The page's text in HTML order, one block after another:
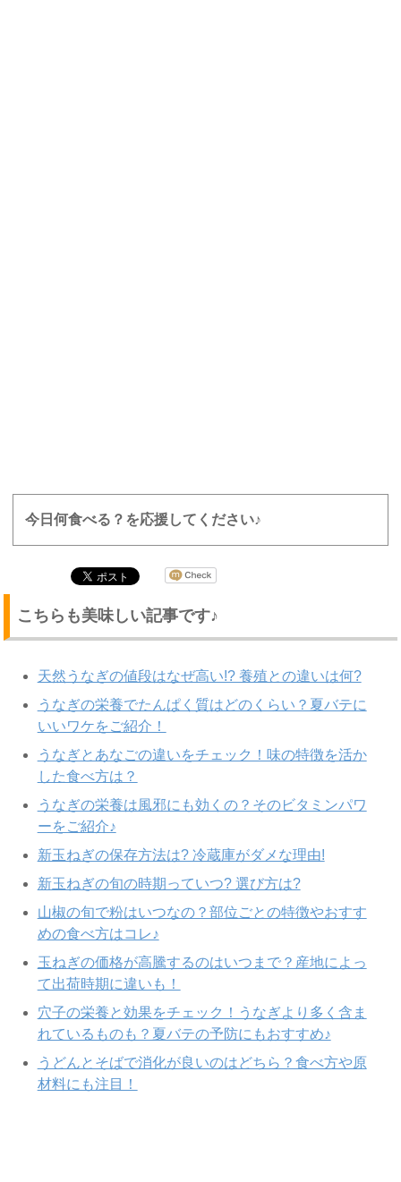
今日何食べる？を応援してください♪
こちらも美味しい記事です♪
天然うなぎの値段はなぜ高い!? 養殖との違いは何?
うなぎの栄養でたんぱく質はどのくらい？夏バテに
いいワケをご紹介！
うなぎとあなごの違いをチェック！味の特徴を活か
した食べ方は？
うなぎの栄養は風邪にも効くの？そのビタミンパワ
ーをご紹介♪
新玉ねぎの保存方法は? 冷蔵庫がダメな理由!
新玉ねぎの旬の時期っていつ? 選び方は?
山椒の旬で粉はいつなの？部位ごとの特徴やおすす
めの食べ方はコレ♪
玉ねぎの価格が高騰するのはいつまで？産地によっ
て出荷時期に違いも！
穴子の栄養と効果をチェック！うなぎより多く含ま
れているものも？夏バテの予防にもおすすめ♪
うどんとそばで消化が良いのはどちら？食べ方や原
材料にも注目！